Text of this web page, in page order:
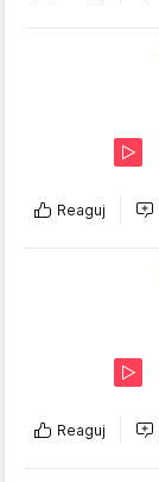
Reaguj
Reaguj